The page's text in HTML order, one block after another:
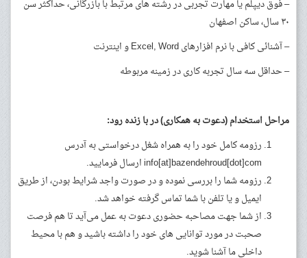
– فوق دیپلم یا مهارت تجربی در رشته های مرتبط با بازرگانی، حداکثر سن
۳۰ سال، ساکن اصفهان
– آشنائی کافی با نرم افزارهای Excel, Word و اینترنت
– حداقل سه سال تجربه کاری در زمینه مربوطه
مراحل استخدام (دعوت به همکاری) در با زنده رود:
رزومه کامل خود را به همراه شغل درخواستی به آدرس
info[at]bazendehroud[dot]com ارسال فرمایید.
رزومه شما را بررسی نموده و در صورت واجد شرایط بودن، از طریق
ایمیل و یا تلفن با شما تماس گرفته خواهد شد.
از شما جهت مصاحبه حضوری دعوت به عمل می‌آید تا هم فرصت
صحبت در مورد توانایی های خود را داشته باشید و هم با محیط
داخلی ما آشنا شوید.